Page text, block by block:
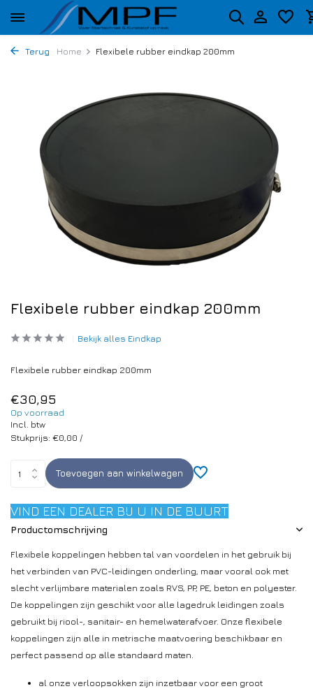
Terug Home Flexibele rubber eindkap 200mm
Flexibele rubber eindkap 200mm
Bekijk alles Eindkap
Flexibele rubber eindkap 200mm
€30,95
Op voorraad
Incl. btw
Stukprijs: €0,00 /
Toevoegen aan winkelwagen
VIND EEN DEALER BIJ U IN DE BUURT
Productomschrijving
Flexibele koppelingen hebben tal van voordelen in het gebruik bij
het verbinden van PVC-leidingen onderling, maar vooral ook met
slecht verlijmbare materialen zoals RVS, PP, PE, beton en polyester.
De koppelingen zijn geschikt voor alle lagedruk leidingen zoals
gebruikt bij riool-, sanitair- en hemelwaterafvoer. Onze flexibele
koppelingen zijn alle in metrische maatvoering beschikbaar en
perfect passend op alle standaard maten.
al onze verloopsokken zijn inzetbaar voor een groot